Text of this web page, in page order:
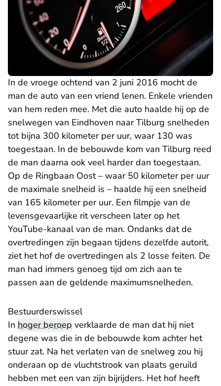
In de vroege ochtend van 2 juni 2016 mocht de
man de auto van een vriend lenen. Enkele vrienden
van hem reden mee. Met die auto haalde hij op de
snelwegen van Eindhoven naar Tilburg snelheden
tot bijna 300 kilometer per uur, waar 130 was
toegestaan. In de bebouwde kom van Tilburg reed
de man daarna ook veel harder dan toegestaan.
Op de Ringbaan Oost – waar 50 kilometer per uur
de maximale snelheid is – haalde hij een snelheid
van 165 kilometer per uur. Een filmpje van de
levensgevaarlijke rit verscheen later op het
YouTube-kanaal van de man. Ondanks dat de
overtredingen zijn begaan tijdens dezelfde autorit,
ziet het hof de overtredingen als 2 losse feiten. De
man had immers genoeg tijd om zich aan te
passen aan de geldende maximumsnelheden.
Bestuurderswissel
In hoger beroep verklaarde de man dat hij niet
degene was die in de bebouwde kom achter het
stuur zat. Na het verlaten van de snelweg zou hij
onderaan op de vluchtstrook van plaats geruild
hebben met een van zijn bijrijders. Het hof heeft